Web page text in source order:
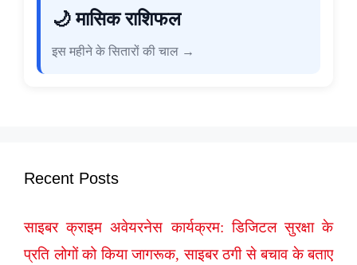
🌙 मासिक राशिफल
इस महीने के सितारों की चाल →
Recent Posts
साइबर क्राइम अवेयरनेस कार्यक्रम: डिजिटल सुरक्षा के
प्रति लोगों को किया जागरूक, साइबर ठगी से बचाव के बताए